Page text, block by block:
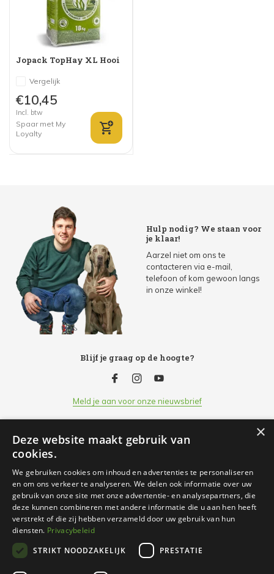
Jopack TopHay XL Hooi
Vergelijk
€10,45
Incl. btw
Spaar met My
Loyalty
Hulp nodig? We staan voor
je klaar!
Aarzel niet om ons te
contacteren via e-mail,
telefoon of kom gewoon langs
in onze winkel!
Blijf je graag op de hoogte?
Meld je aan voor onze nieuwsbrief
Klantenservice
Openingsuren
Informatie
Contact
×
Deze website maakt gebruik van
cookies.
We gebruiken cookies om inhoud en advertenties te personaliseren
en om ons verkeer te analyseren. We delen ook informatie over uw
gebruik van onze site met onze advertentie- en analysepartners, die
deze kunnen combineren met andere informatie die u aan hen heeft
verstrekt of die zij hebben verzameld door uw gebruik van hun
diensten. Privacybeleid
STRIKT NOODZAKELIJK
PRESTATIE